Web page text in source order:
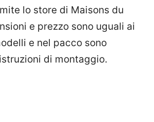
lo store di Maisons du
e prezzo sono uguali ai
e nel pacco sono
di montaggio.